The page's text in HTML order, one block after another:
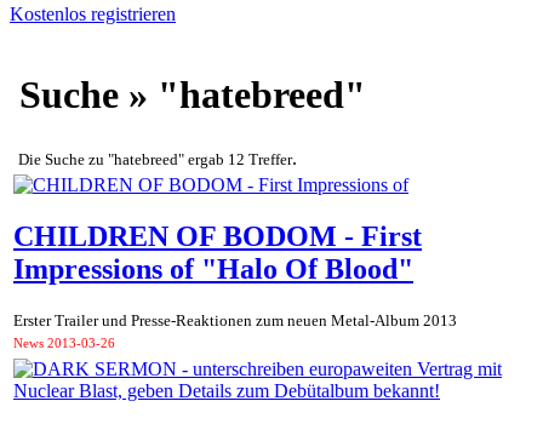
Kostenlos registrieren
Suche » "hatebreed"
Die Suche zu "hatebreed" ergab 12 Treffer.
CHILDREN OF BODOM - First
Impressions of "Halo Of Blood"
Erster Trailer und Presse-Reaktionen zum neuen Metal-Album 2013
News 2013-03-26